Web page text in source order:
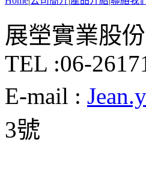
展塋實業股
TEL :06-
E-mail :
3號